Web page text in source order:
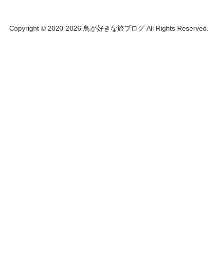
Copyright © 2020-2026 鳥が好きな旅ブログ All Rights Reserved.